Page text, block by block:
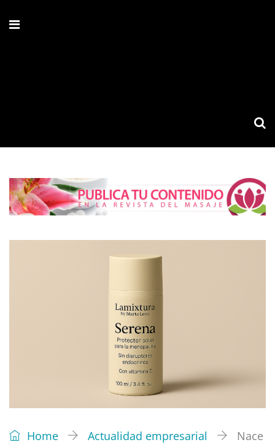
Home Actualidad empresarial
Nace